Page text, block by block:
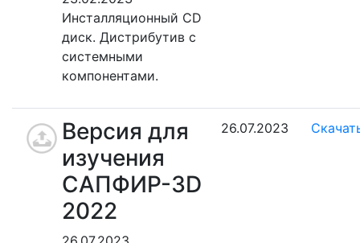
Инсталляционный CD
диск. Дистрибутив с
системными
компонентами.
Версия для
изучения
САПФИР-3D
2022
26.07.2023